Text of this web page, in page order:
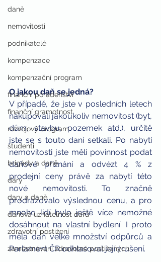
daně
nemovitosti
podnikatelé
kompenzace
kompenzační program
finanční poradenství
finanční gramotnost
rozvojový program
studenti
brigády a daně
dary
dary a daně
daňová uznatelnost darů
zdravotní postižení
zaměstnávání zdravotně postižených
O jakou daň se jedná?
V případě, že jste v posledních letech
nakupovali jakoukoliv nemovitost (byt,
dům, stavbu, pozemek atd.), určitě
jste se s touto daní setkali. Po nabytí
nemovitosti jste měli povinnost podat
daňové přiznání a odvézt 4 % z
prodejní ceny právě za nabytí této
nové nemovitosti. To značně
prodražovalo výslednou cenu, a pro
mnoho lidí bylo ještě více nemožné
dosáhnout na vlastní bydlení. I proto
měla daň velké množství odpůrců a
Parlament ČR odhlasoval její zrušení.